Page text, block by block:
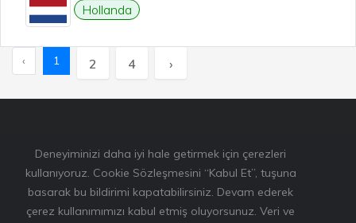
Deneyiminizi daha iyi hale getirmek için çerezleri
kullanıyoruz. Cookie Sözleşmesini “Kabul Et”, tuşuna
basarak bu bildirimi kapatabilirsiniz. Devam ederek
çerez kullanımımızı kabul etmiş oluyorsunuz. Veri ve
Hollanda
‹ 1 2 4 ›